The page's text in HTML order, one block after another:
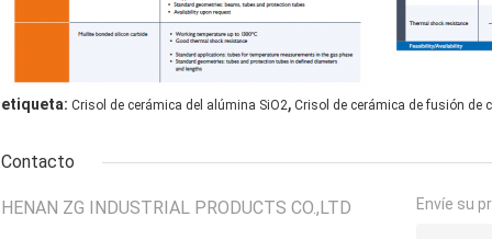
etiqueta: Crisol de cerámica del alúmina SiO2, Crisol de cerámica de fusión de
Contacto
HENAN ZG INDUSTRIAL PRODUCTS CO.,LTD Envíe su